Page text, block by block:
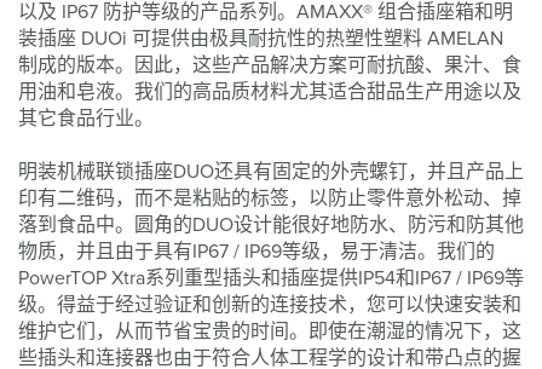
以及 IP67 防护等级的产品系列。AMAXX® 组合插座箱和明
装插座 DUOi 可提供由极具耐抗性的热塑性塑料 AMELAN
制成的版本。因此，这些产品解决方案可耐抗酸、果汁、食
用油和皂液。我们的高品质材料尤其适合甜品生产用途以及
其它食品行业。
明装机械联锁插座DUO还具有固定的外壳螺钉，并且产品上
印有二维码，而不是粘贴的标签，以防止零件意外松动、掉
落到食品中。圆角的DUO设计能很好地防水、防污和防其他
物质，并且由于具有IP67 / IP69等级，易于清洁。我们的
PowerTOP Xtra系列重型插头和插座提供IP54和IP67 / IP69等
级。得益于经过验证和创新的连接技术，您可以快速安装和
维护它们，从而节省宝贵的时间。即使在潮湿的情况下，这
些插头和连接器也由于符合人体工程学的设计和带凸点的握